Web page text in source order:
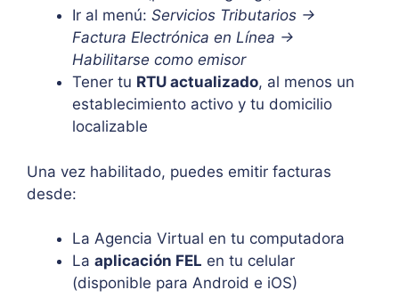
Ir al menú: Servicios Tributarios →
Factura Electrónica en Línea →
Habilitarse como emisor
Tener tu RTU actualizado, al menos un
establecimiento activo y tu domicilio
localizable
Una vez habilitado, puedes emitir facturas
desde:
La Agencia Virtual en tu computadora
La aplicación FEL en tu celular
(disponible para Android e iOS)